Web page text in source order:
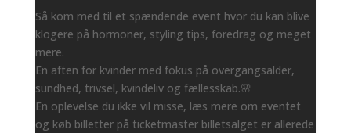
Så kom med til et spændende event hvor du kan blive
klogere på hormoner, styling tips, foredrag og meget
mere.
En aften for kvinder med fokus på overgangsalder,
sundhed, trivsel, kvindeliv og fællesskab.🌸
En oplevelse du ikke vil misse, læs mere om eventet
og køb billetter på ticketmaster billetsalget er allerede